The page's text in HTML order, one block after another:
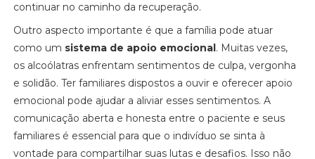
continuar no caminho da recuperação.
Outro aspecto importante é que a família pode atuar
como um sistema de apoio emocional. Muitas vezes,
os alcoólatras enfrentam sentimentos de culpa, vergonha
e solidão. Ter familiares dispostos a ouvir e oferecer apoio
emocional pode ajudar a aliviar esses sentimentos. A
comunicação aberta e honesta entre o paciente e seus
familiares é essencial para que o indivíduo se sinta à
vontade para compartilhar suas lutas e desafios. Isso não